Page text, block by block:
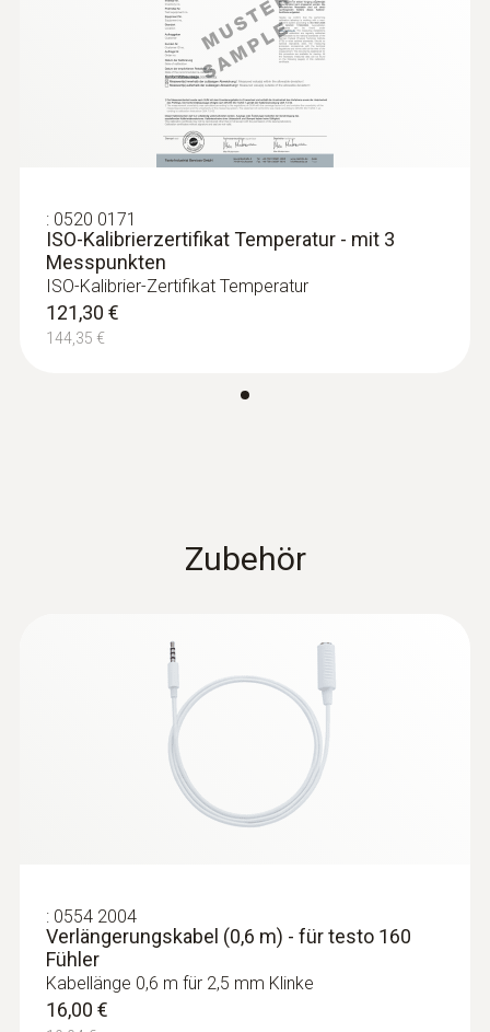
: 0520 0171
ISO-Kalibrierzertifikat Temperatur - mit 3
Messpunkten
ISO-Kalibrier-Zertifikat Temperatur
121,30 €
144,35 €
Zubehör
: 0554 2004
Verlängerungskabel (0,6 m) - für testo 160
Fühler
Kabellänge 0,6 m für 2,5 mm Klinke
16,00 €